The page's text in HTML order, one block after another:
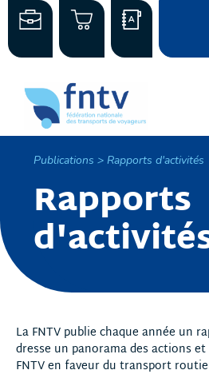
Publications > Rapports d'activités
Rapports
La FNTV publie chaque année un
dresse un panorama des actions
FNTV en faveur du transport